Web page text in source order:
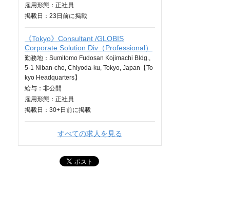
雇用形態：正社員
掲載日： 23日 前に掲載
《Tokyo》Consultant /GLOBIS
Corporate Solution Div（Professional）
勤務地：Sumitomo Fudosan Kojimachi Bldg.,
5-1 Niban-cho, Chiyoda-ku, Tokyo, Japan【To
kyo Headquarters】
給与： 非公開
雇用形態：正社員
掲載日： 30+日 前に掲載
すべての求人を見る